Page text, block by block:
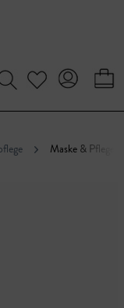
Maske & Pflege